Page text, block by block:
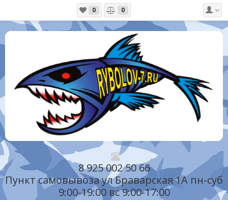
0 0
8 925 002 50 66
Пункт самовывоза ул Браварская 1А пн-суб
9:00-19:00 вс 9:00-17:00